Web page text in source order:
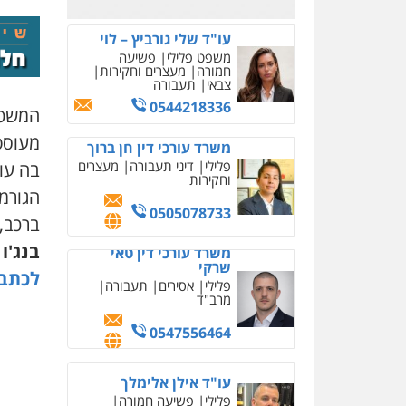
עו"ד שלי גורביץ – לוי
משפט פלילי פשיעה
חמורה מעצרים וחקירות
צבאי תעבורה
0544218336
משרד עורכי דין חן ברוך
פלילי דיני תעבורה מעצרים
וחקירות
0505078733
משרד עורכי דין טאי
שרקי
פלילי אסירים תעבורה
מרב"ד
0547556464
עו"ד אילן אלימלך
פלילי פשיעה חמורה
בה
בנג'ו